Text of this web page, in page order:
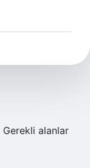
Gerekli alanlar